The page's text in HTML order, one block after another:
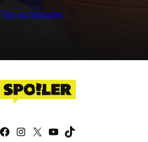
Ver en Youtube
Facebook
Instagram
X YouTube